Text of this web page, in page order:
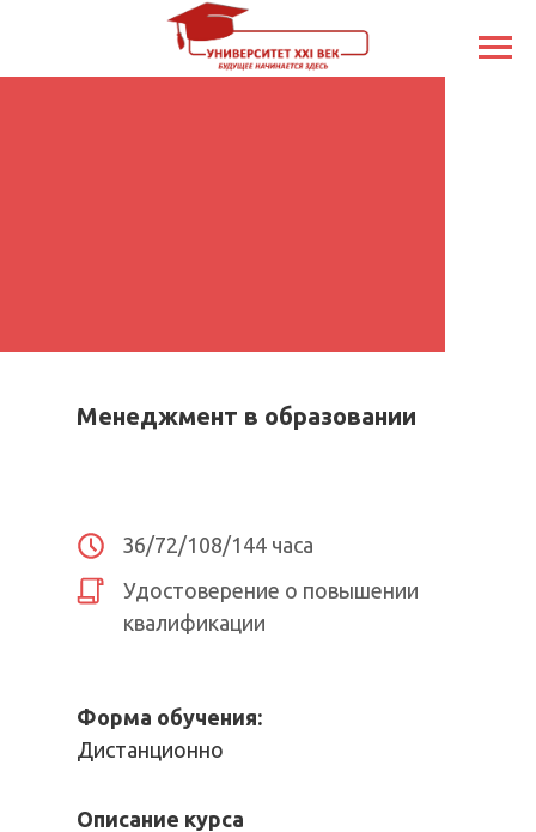
Менеджмент в образовании
Форма обучения:
Дистанционно
Описание курса
36/72/108/144 часа
Удостоверение о повышении
квалификации